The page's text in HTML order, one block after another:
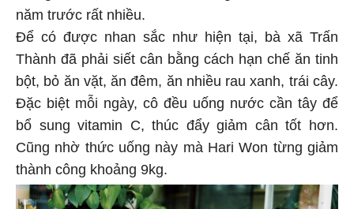
năm trước rất nhiều.
Để có được nhan sắc như hiện tại, bà xã Trấn
Thành đã phải siết cân bằng cách hạn chế ăn tinh
bột, bỏ ăn vặt, ăn đêm, ăn nhiều rau xanh, trái cây.
Đặc biệt mỗi ngày, cô đều uống nước cần tây để
bổ sung vitamin C, thúc đẩy giảm cân tốt hơn.
Cũng nhờ thức uống này mà Hari Won từng giảm
thành công khoảng 9kg.